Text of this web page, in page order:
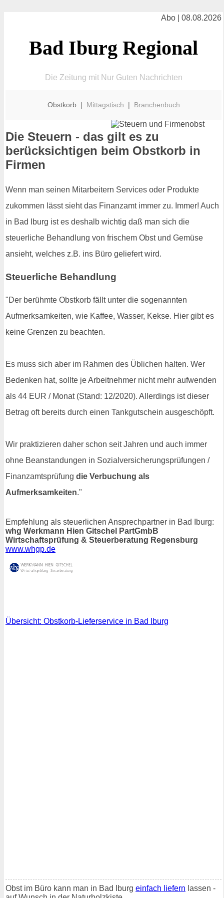
Abo | 08.08.2026
Bad Iburg Regional
Die Zeitung mit Nur Guten Nachrichten
Obstkorb | Mittagstisch | Branchenbuch
Die Steuern - das gilt es zu
berücksichtigen beim Obstkorb in
Firmen
Wenn man seinen Mitarbeitern Services oder Produkte
zukommen lässt sieht das Finanzamt immer zu. Immer! Auch
in Bad Iburg ist es deshalb wichtig daß man sich die
steuerliche Behandlung von frischem Obst und Gemüse
ansieht, welches z.B. ins Büro geliefert wird.
Steuerliche Behandlung
"Der berühmte Obstkorb fällt unter die sogenannten
Aufmerksamkeiten, wie Kaffee, Wasser, Kekse. Hier gibt es
keine Grenzen zu beachten.
Es muss sich aber im Rahmen des Üblichen halten. Wer
Bedenken hat, sollte je Arbeitnehmer nicht mehr aufwenden
als 44 EUR / Monat (Stand: 12/2020). Allerdings ist dieser
Betrag oft bereits durch einen Tankgutschein ausgeschöpft.
Wir praktizieren daher schon seit Jahren und auch immer
ohne Beanstandungen in Sozialversicherungsprüfungen /
Finanzamtsprüfung die Verbuchung als
Aufmerksamkeiten."
Empfehlung als steuerlichen Ansprechpartner in Bad Iburg:
whg Werkmann Hien Gitschel PartGmbB
Wirtschaftsprüfung & Steuerberatung Regensburg
www.whgp.de
Übersicht: Obstkorb-Lieferservice in Bad Iburg
Obst im Büro kann man in Bad Iburg einfach liefern lassen -